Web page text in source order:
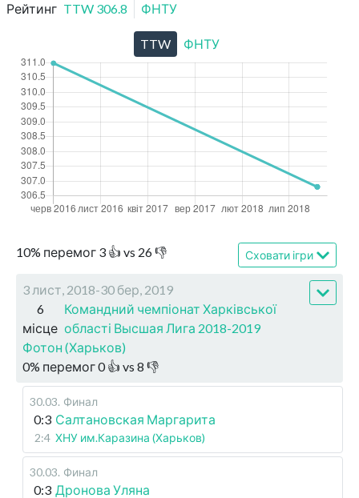
Рейтинг TTW 306.8 ФНТУ
10% перемог 3 👍 vs 26👎 Сховати ігри
3 лист, 2018-30 бер, 2019
6
місце
Командний чемпіонат Харківської
області Высшая Лига 2018-2019
Фотон (Харьков)
0% перемог0👍 vs 8 👎
30.03. Финал
0:3 Салтановская Маргарита
2:4 ХНУ им.Каразина (Харьков)
30.03. Финал
0:3 Дронова Уляна
TTW ФНТУ